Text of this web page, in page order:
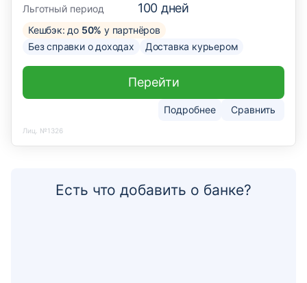
Льготный период 100 дней
Кешбэк: до 50% у партнёров
Без справки о доходах
Доставка курьером
Подробнее Сравнить
Перейти
Лиц. №1326
Есть что добавить о банке?